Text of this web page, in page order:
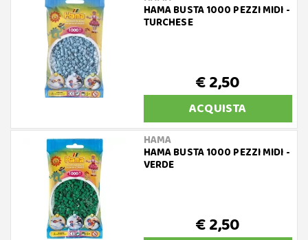
HAMA BUSTA 1000 PEZZI MIDI -
TURCHESE
€ 2,50
ACQUISTA
HAMA
HAMA BUSTA 1000 PEZZI MIDI -
VERDE
€ 2,50